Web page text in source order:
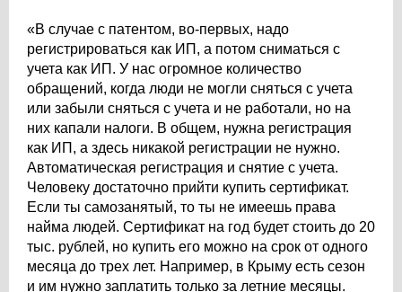
«В случае с патентом, во-первых, надо
регистрироваться как ИП, а потом сниматься с
учета как ИП. У нас огромное количество
обращений, когда люди не могли сняться с учета
или забыли сняться с учета и не работали, но на
них капали налоги. В общем, нужна регистрация
как ИП, а здесь никакой регистрации не нужно.
Автоматическая регистрация и снятие с учета.
Человеку достаточно прийти купить сертификат.
Если ты самозанятый, то ты не имеешь права
найма людей. Сертификат на год будет стоить до 20
тыс. рублей, но купить его можно на срок от одного
месяца до трех лет. Например, в Крыму есть сезон
и им нужно заплатить только за летние месяцы.